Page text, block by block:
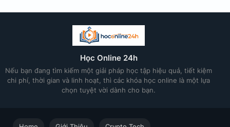
Học Online 24h
Nếu bạn đang tìm kiếm một giải pháp học tập hiệu quả, tiết kiệm
chi phí, thời gian và linh hoạt, thì các khóa học online là một lựa
chọn tuyệt vời dành cho bạn.